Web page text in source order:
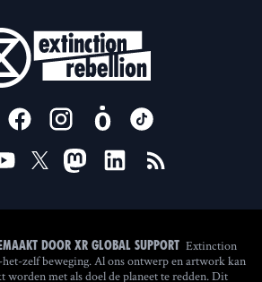
US ON
door XR Global Support Extinction
zelf beweging. Al ons ontwerp en artwork kan
met als doel de planeet te redden. Dit